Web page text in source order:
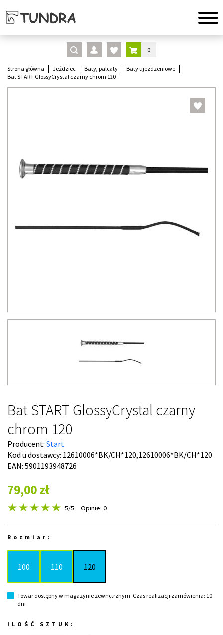
0
Strona główna Jeździec Baty, palcaty
Baty ujeżdżeniowe
Bat START GlossyCrystal czarny chrom 120
Bat START GlossyCrystal czarny
chrom 120
Producent: Start
Kod u dostawcy: 12610006*BK/CH*120,12610006*BK/CH*120
EAN: 5901193948726
79,00 zł
5/5 Opinie: 0
Rozmiar:
100 110 120
Towar dostępny w magazynie zewnętrznym. Czas realizacji zamówienia: 10
dni
ILOŚĆ SZTUK: